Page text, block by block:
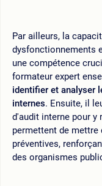
Par ailleurs, la
dysfonctionnements
une compétence
formateur expert
identifier et analyser
internes. Ensuite, il
d'audit interne pour y
permettent de
préventives,
des organismes